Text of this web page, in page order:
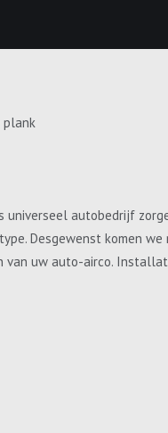
plank
autobedrijf
Desgewenst komen
uw auto-airco.